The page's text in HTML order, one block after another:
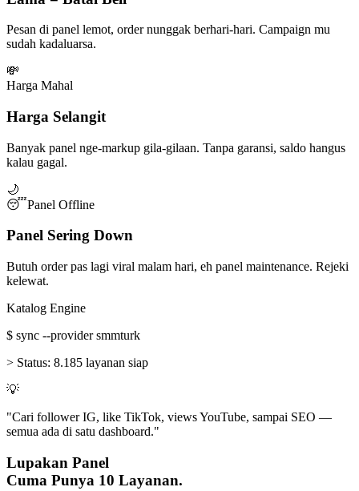
Pesan di panel lemot, order nunggak berhari-hari. Campaign mu
sudah kadaluarsa.
💸
Harga Mahal
Harga Selangit
Banyak panel nge-markup gila-gilaan. Tanpa garansi, saldo hangus
kalau gagal.
🌙
😴Panel Offline
Panel Sering Down
Butuh order pas lagi viral malam hari, eh panel maintenance. Rejeki
kelewat.
Katalog Engine
$ sync --provider smmturk
> Status: 8.185 layanan siap
💡
"Cari follower IG, like TikTok, views YouTube, sampai SEO —
semua ada di satu dashboard."
Lupakan Panel
Cuma Punya 10 Layanan.